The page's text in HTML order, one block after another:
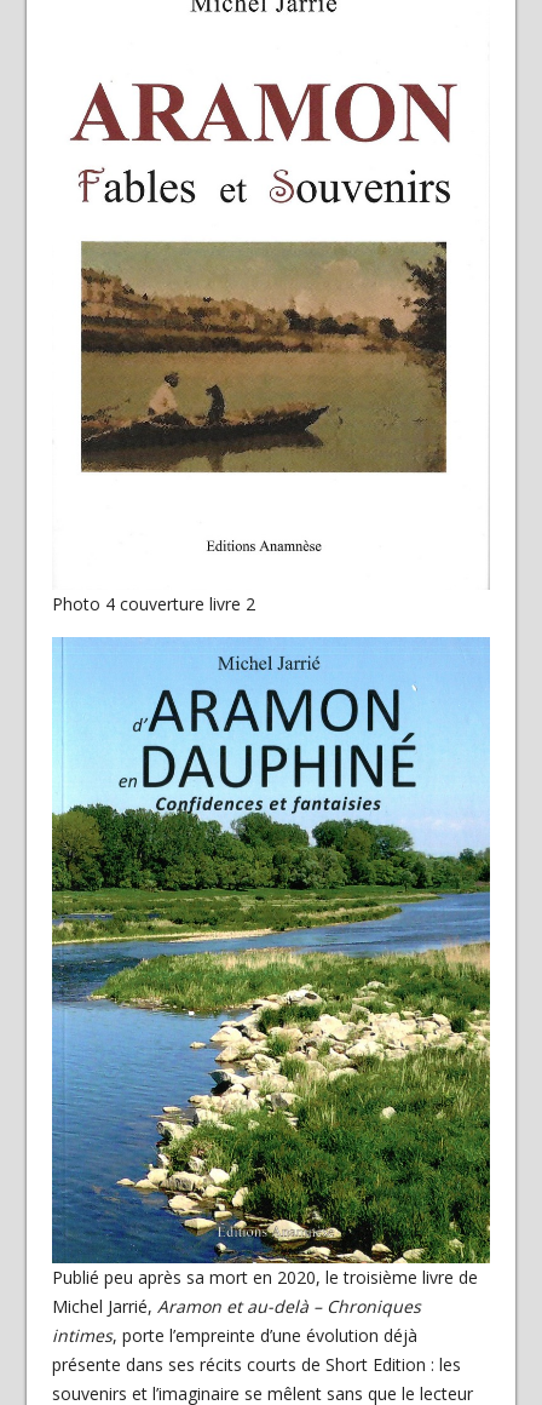
Photo 4 couverture livre 2
Publié peu après sa mort en 2020, le troisième livre de
Michel Jarrié, Aramon et au-delà – Chroniques
intimes, porte l’empreinte d’une évolution déjà
présente dans ses récits courts de Short Edition : les
souvenirs et l’imaginaire se mêlent sans que le lecteur